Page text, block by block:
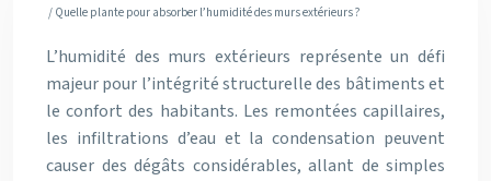
/ Quelle plante pour absorber l’humidité des murs extérieurs ?
L’humidité des murs extérieurs représente un défi
majeur pour l’intégrité structurelle des bâtiments et
le confort des habitants. Les remontées capillaires,
les infiltrations d’eau et la condensation peuvent
causer des dégâts considérables, allant de simples